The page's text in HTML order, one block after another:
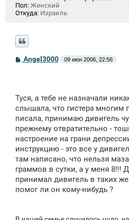
Пол: Женский
Откуда: Израиль
С
о
н
и
Angel3000 09 июн 2006, 22:56
Туся, а тебе не назначали
слышала, что гистера многим
писала, принимаю дивигель
прежнему отвратительно -
настроение на грани
инструкцию - это все у
там написано, что нельзя
граммов в сутки, а у меня 8!!!
принимал дивигель в таких
помог ли он кому-нибудь ?